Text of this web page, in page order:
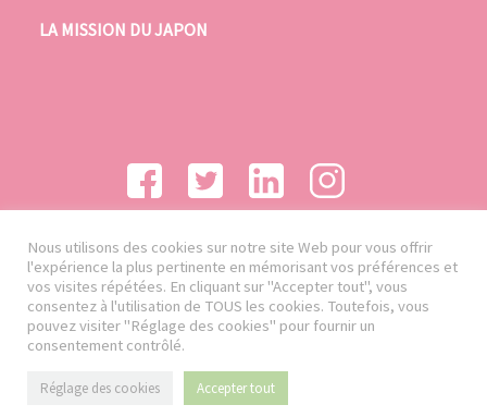
LA MISSION DU JAPON
Nous utilisons des cookies sur notre site Web pour vous offrir
l'expérience la plus pertinente en mémorisant vos préférences et
vos visites répétées. En cliquant sur "Accepter tout", vous
consentez à l'utilisation de TOUS les cookies. Toutefois, vous
pouvez visiter "Réglage des cookies" pour fournir un
consentement contrôlé.
Réglage des cookies Accepter tout